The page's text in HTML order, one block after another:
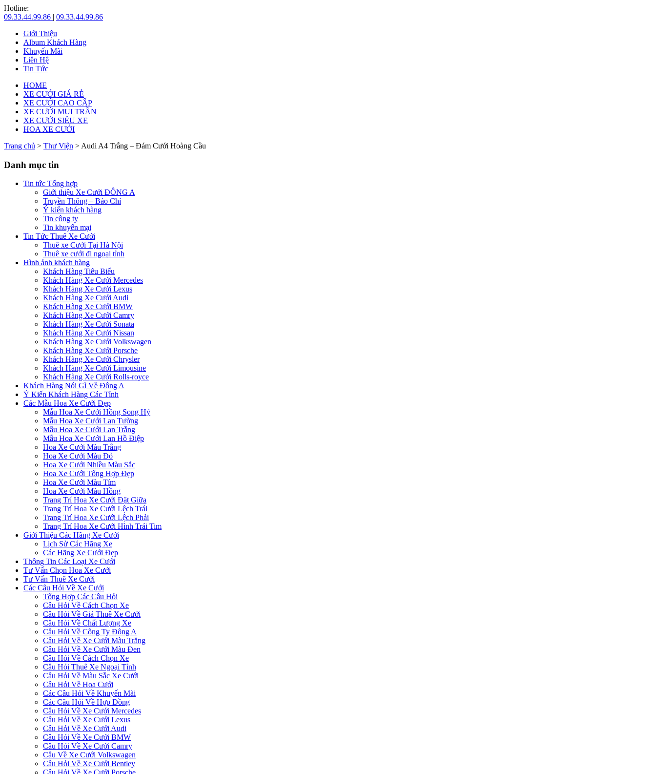
Hotline:
09.33.44.99.86 | 09.33.44.99.86
Giới Thiệu
Album Khách Hàng
Khuyến Mãi
Liên Hệ
Tin Tức
HOME
XE CƯỚI GIÁ RẺ
XE CƯỚI CAO CẤP
XE CƯỚI MUI TRẦN
XE CƯỚI SIÊU XE
HOA XE CƯỚI
Trang chủ > Thư Viện > Audi A4 Trắng – Đám Cưới Hoàng Cầu
Danh mục tin
Tin tức Tổng hợp
Giới thiệu Xe Cưới ĐÔNG A
Truyền Thông – Báo Chí
Ý kiến khách hàng
Tin công ty
Tin khuyến mại
Tin Tức Thuê Xe Cưới
Thuê xe Cưới Tại Hà Nội
Thuê xe cưới đi ngoại tỉnh
Hình ảnh khách hàng
Khách Hàng Tiêu Biểu
Khách Hàng Xe Cưới Mercedes
Khách Hàng Xe Cưới Lexus
Khách Hàng Xe Cưới Audi
Khách Hàng Xe Cưới BMW
Khách Hàng Xe Cưới Camry
Khách Hàng Xe Cưới Sonata
Khách Hàng Xe Cưới Nissan
Khách Hàng Xe Cưới Volkswagen
Khách Hàng Xe Cưới Porsche
Khách Hàng Xe Cưới Chrysler
Khách Hàng Xe Cưới Limousine
Khách Hàng Xe Cưới Rolls-royce
Khách Hàng Nói Gì Về Đông A
Ý Kiến Khách Hàng Các Tỉnh
Các Mẫu Hoa Xe Cưới Đẹp
Mẫu Hoa Xe Cưới Hồng Song Hỷ
Mẫu Hoa Xe Cưới Lan Tường
Mẫu Hoa Xe Cưới Lan Trắng
Mẫu Hoa Xe Cưới Lan Hồ Điệp
Hoa Xe Cưới Màu Trắng
Hoa Xe Cưới Màu Đỏ
Hoa Xe Cưới Nhiều Màu Sắc
Hoa Xe Cưới Tổng Hợp Đẹp
Hoa Xe Cưới Màu Tím
Hoa Xe Cưới Màu Hồng
Trang Trí Hoa Xe Cưới Đặt Giữa
Trang Trí Hoa Xe Cưới Lệch Trái
Trang Trí Hoa Xe Cưới Lệch Phải
Trang Trí Hoa Xe Cưới Hình Trái Tim
Giới Thiệu Các Hãng Xe Cưới
Lịch Sử Các Hãng Xe
Các Hãng Xe Cưới Đẹp
Thông Tin Các Loại Xe Cưới
Tư Vấn Chọn Hoa Xe Cưới
Tư Vấn Thuê Xe Cưới
Các Câu Hỏi Về Xe Cưới
Tổng Hợp Các Câu Hỏi
Câu Hỏi Về Cách Chọn Xe
Câu Hỏi Về Giá Thuê Xe Cưới
Câu Hỏi Về Chất Lượng Xe
Câu Hỏi Về Công Ty Đông A
Câu Hỏi Về Xe Cưới Màu Trắng
Câu Hỏi Về Xe Cưới Màu Đen
Câu Hỏi Về Cách Chọn Xe
Câu Hỏi Thuê Xe Ngoại Tỉnh
Câu Hỏi Về Màu Sắc Xe Cưới
Câu Hỏi Về Hoa Cưới
Các Câu Hỏi Về Khuyến Mãi
Các Câu Hỏi Về Hợp Đồng
Câu Hỏi Về Xe Cưới Mercedes
Câu Hỏi Về Xe Cưới Lexus
Câu Hỏi Về Xe Cưới Audi
Câu Hỏi Về Xe Cưới BMW
Câu Hỏi Về Xe Cưới Camry
Câu Về Xe Cưới Volkswagen
Câu Hỏi Về Xe Cưới Bentley